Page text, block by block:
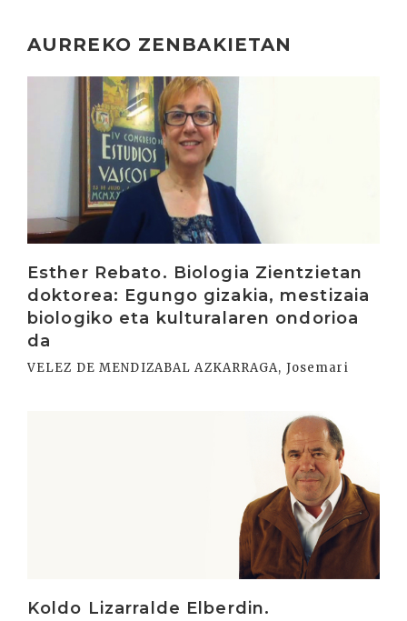
AURREKO ZENBAKIETAN
Esther Rebato. Biologia Zientzietan
doktorea: Egungo gizakia, mestizaia
biologiko eta kulturalaren ondorioa
da
VELEZ DE MENDIZABAL AZKARRAGA, Josemari
Koldo Lizarralde Elberdin.